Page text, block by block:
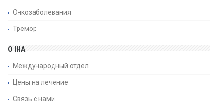
Онкозаболевания
Тремор
О IHA
Международный отдел
Цены на лечение
Связь с нами